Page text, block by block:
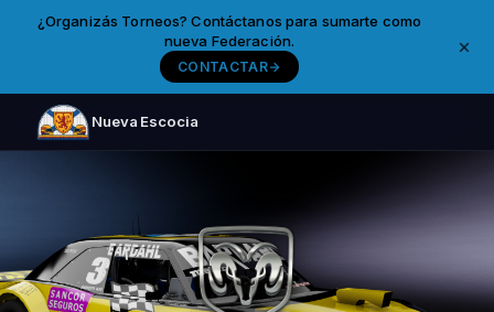
¿Organizás Torneos? Contáctanos para sumarte como
nueva Federación.
CONTACTAR
Nueva Escocia